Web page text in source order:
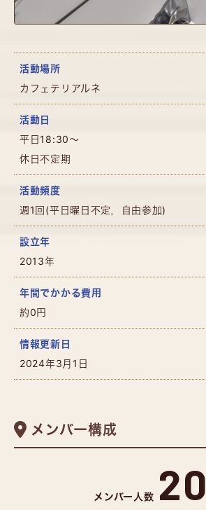
活動場所
カフェテリアルネ
活動日
平日18:30〜
休日不定期
活動頻度
週1回(平日曜日不定，自由参加)
設立年
2013年
年間でかかる費用
約0円
情報更新日
2024年3月1日
メンバー構成
メンバー人数 20